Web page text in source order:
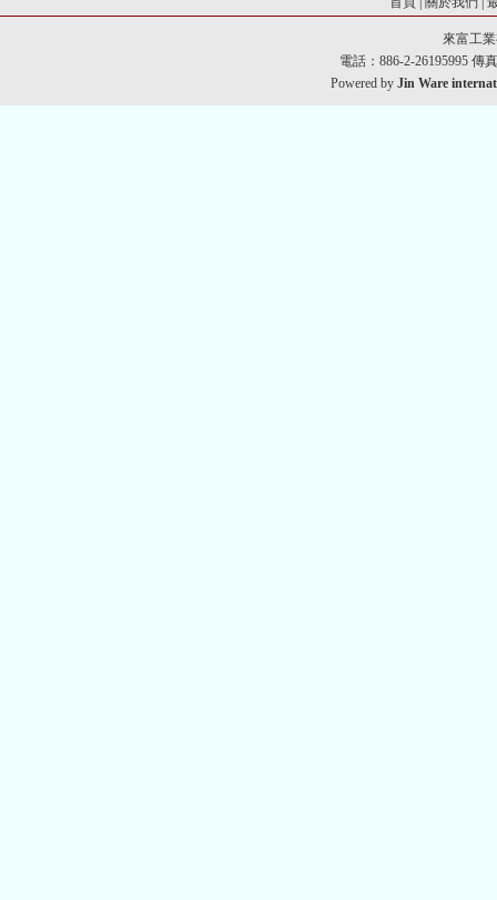
來富工
電話：886-2-26195995 傳
Powered byJin Ware